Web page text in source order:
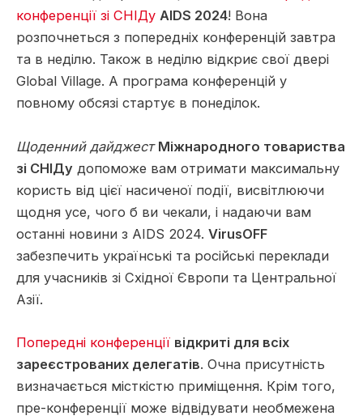
конференції зі СНІДу AIDS 2024! Вона
розпочнеться з попередніх конференцій завтра
та в неділю. Також в неділю відкриє свої двері
Global Village. А програма конференцій у
повному обсязі стартує в понеділок.
Щоденний дайджест Міжнародного товариства
зі СНІДу допоможе вам отримати максимальну
користь від цієї насиченої події, висвітлюючи
щодня усе, чого б ви чекали, і надаючи вам
останні новини з AIDS 2024. VirusOFF
забезпечить українські та російські переклади
для учасників зі Східної Європи та Центральної
Азії.
Попередні конференції відкриті для всіх
зареєстрованих делегатів. Очна присутність
визначається місткістю приміщення. Крім того,
пре-конференції може відвідувати необмежена